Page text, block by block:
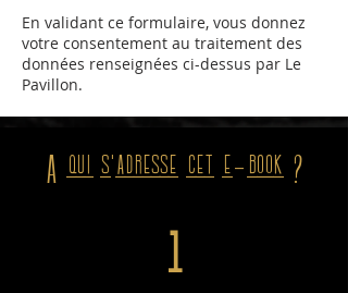
A qui s'adresse cet e-book ?
1
En validant ce formulaire, vous donnez
votre consentement au traitement des
données renseignées ci-dessus par Le
Pavillon.